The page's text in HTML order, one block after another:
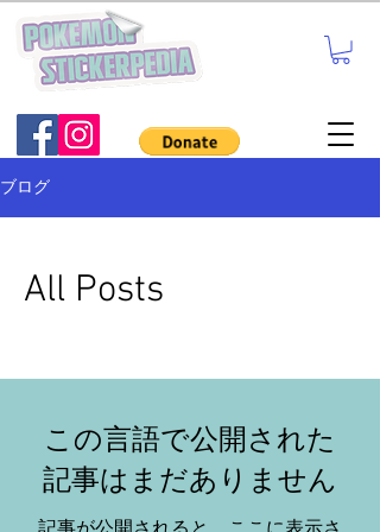
ブログ
All Posts
この言語で公開された
記事はまだありません